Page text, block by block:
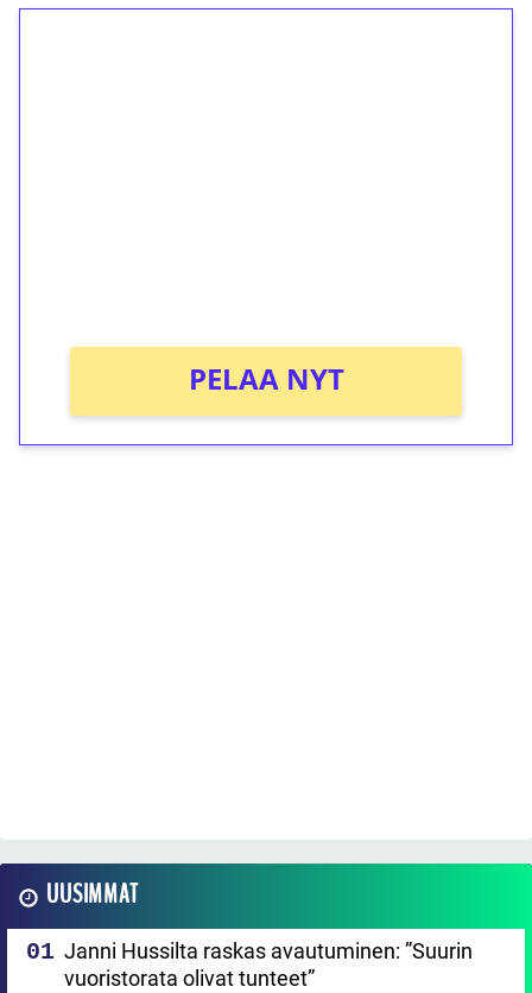
PELAA NYT
UUSIMMAT
Janni Hussilta raskas avautuminen: ”Suurin
vuoristorata olivat tunteet”